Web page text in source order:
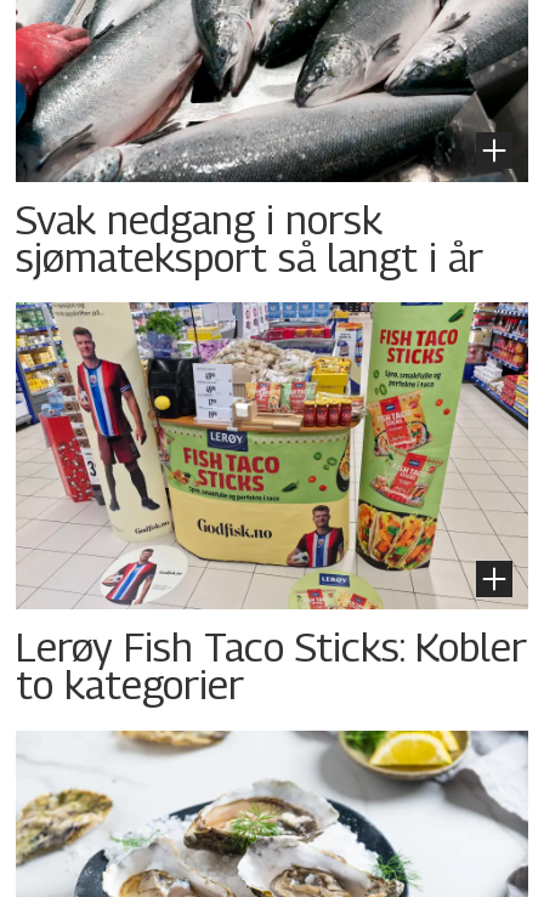
Svak nedgang i norsk
sjømateksport så langt i år
Lerøy Fish Taco Sticks: Kobler
to kategorier